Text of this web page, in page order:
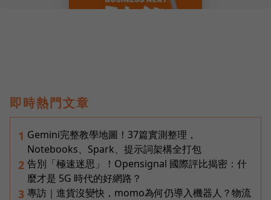
即時熱門文章
1 Gemini完整教學地圖！37篇實測整理，
Notebooks、Spark、提示詞架構全打包
2 告別「極速迷思」！Opensignal 國際評比揭密：什
麼才是 5G 時代的好網路？
3 專訪｜進貨沒變快，momo為何仍導入機器人？物流